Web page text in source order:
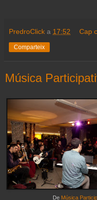
PredroClick a 17:52 Cap
Comparteix
Música
De Música